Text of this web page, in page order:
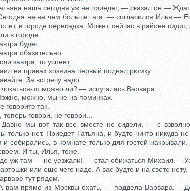
наша сегодня уж не приедет, — сказал он.—
не на чем больше, ага, — согласился Илья.—
в городе пересадка. Может, сейчас в районе
в городе.
будет.
обязательно.
завтра, то успеет.
на правах хозяина первый поднял рюмку:
За встречу надо.
то можно ли? — испугалась Варвара.
можно, мы не на поминках.
так.
говори, не говори...
мы вот так все вместе не сидели, — с
только нет. Приедет Татьяна, и будто никто никуда
и собирались, в комнате только для гостей
И ты, Илья, тоже.
уж там — не уезжали! — стал обижаться Михаил.—
или еще чего надо. А вас будто и на свете нету.
тут рядом.
прямо из Москвы ехать, — поддела Варвара.—